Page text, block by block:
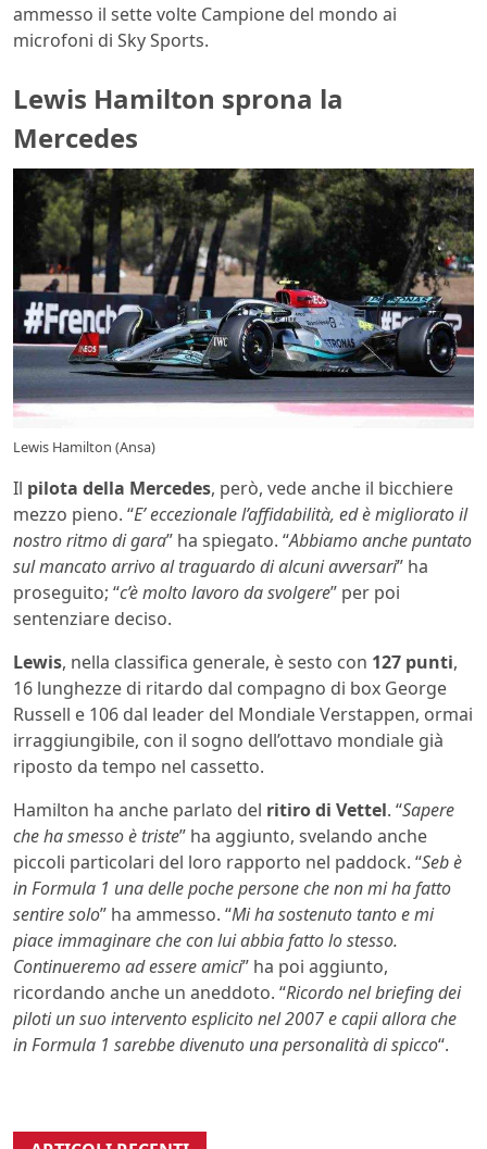
ammesso il sette volte Campione del mondo ai
microfoni di Sky Sports.
Lewis Hamilton sprona la
Mercedes
Lewis Hamilton (Ansa)
Il pilota della Mercedes, però, vede anche il bicchiere
mezzo pieno. “E’ eccezionale l’affidabilità, ed è migliorato il
nostro ritmo di gara” ha spiegato. “Abbiamo anche puntato
sul mancato arrivo al traguardo di alcuni avversari” ha
proseguito; “c’è molto lavoro da svolgere” per poi
sentenziare deciso.
Lewis, nella classifica generale, è sesto con 127 punti,
16 lunghezze di ritardo dal compagno di box George
Russell e 106 dal leader del Mondiale Verstappen, ormai
irraggiungibile, con il sogno dell’ottavo mondiale già
riposto da tempo nel cassetto.
Hamilton ha anche parlato del ritiro di Vettel. “Sapere
che ha smesso è triste” ha aggiunto, svelando anche
piccoli particolari del loro rapporto nel paddock. “Seb è
in Formula 1 una delle poche persone che non mi ha fatto
sentire solo” ha ammesso. “Mi ha sostenuto tanto e mi
piace immaginare che con lui abbia fatto lo stesso.
Continueremo ad essere amici” ha poi aggiunto,
ricordando anche un aneddoto. “Ricordo nel briefing dei
piloti un suo intervento esplicito nel 2007 e capii allora che
in Formula 1 sarebbe divenuto una personalità di spicco“.